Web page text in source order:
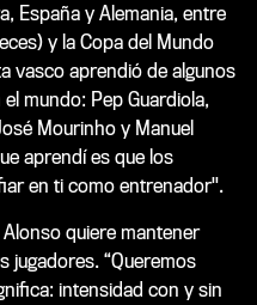
España y Alemania, entre
y la Copa del Mundo
vasco aprendió de algunos
mundo: Pep Guardiola,
Mourinho y Manuel
aprendí es que los
en ti como entrenador".
quiere mantener
jugadores. “Queremos
intensidad con y sin